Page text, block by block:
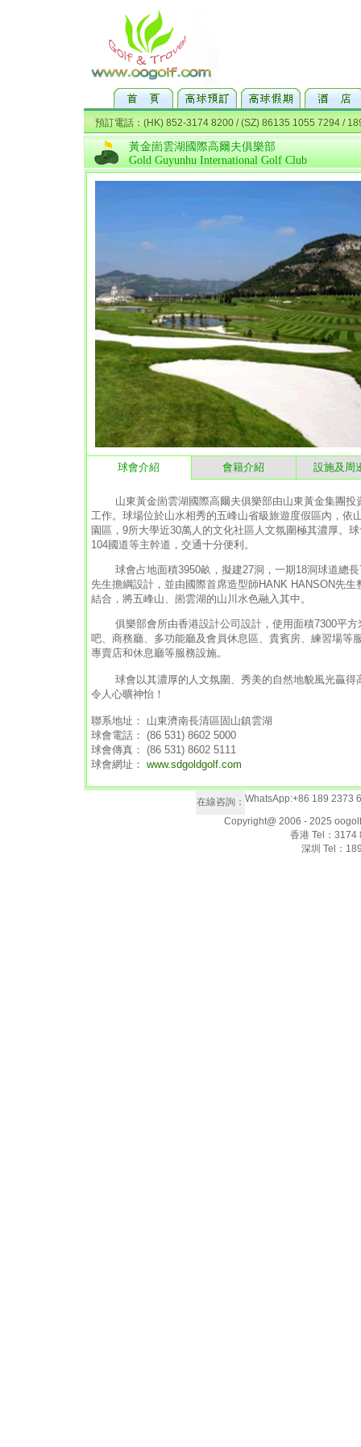
黃金崮雲湖國際高爾夫俱樂部
Gold Guyunhu International Golf Club
球會介紹 會籍介紹 設施及周
山東黃金崮雲湖國際高爾夫俱樂部由山東黃金集團投
工作。球場位於山水相秀的五峰山省級旅遊度假區內，依
園區，9所大學近30萬人的文化社區人文氛圍極其濃厚。
104國道等主幹道，交通十分便利。
球會占地面積3950畝，擬建27洞，一期18洞球道總長
先生擔綱設計，並由國際首席造型師HANK HANSON先
結合，將五峰山、崮雲湖的山川水色融入其中。
俱樂部會所由香港設計公司設計，使用面積7300平方
吧、商務廳、多功能廳及會員休息區、貴賓房、練習場等
專賣店和休息廳等服務設施。
球會以其濃厚的人文氛圍、秀美的自然地貌風光贏得
令人心曠神怡！
聯系地址： 山東濟南長清區固山鎮雲湖
球會電話： (86 531) 8602 5000
球會傳真： (86 531) 8602 5111
球會網址： www.sdgoldgolf.com